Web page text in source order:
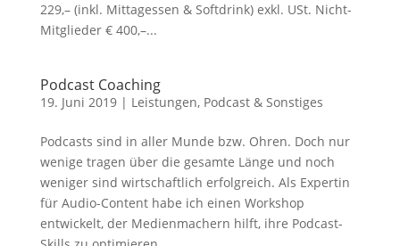
229,– (inkl. Mittagessen & Softdrink) exkl. USt. Nicht-
Mitglieder € 400,–...
Podcast Coaching
19. Juni 2019| Leistungen, Podcast & Sonstiges
Podcasts sind in aller Munde bzw. Ohren. Doch nur
wenige tragen über die gesamte Länge und noch
weniger sind wirtschaftlich erfolgreich. Als Expertin
für Audio-Content habe ich einen Workshop
entwickelt, der Medienmachern hilft, ihre Podcast-